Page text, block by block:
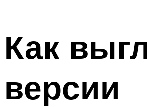
Как
версии